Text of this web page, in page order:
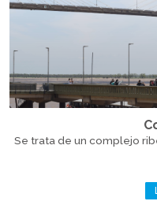
Se trata de un complejo